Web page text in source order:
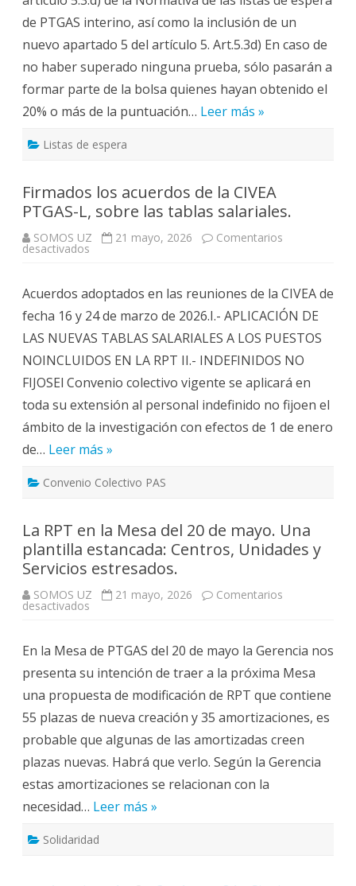
de PTGAS interino, así como la inclusión de un
nuevo apartado 5 del artículo 5. Art.5.3d) En caso de
no haber superado ninguna prueba, sólo pasarán a
formar parte de la bolsa quienes hayan obtenido el
20% o más de la puntuación… Leer más »
Listas de espera
Firmados los acuerdos de la CIVEA
PTGAS-L, sobre las tablas salariales.
SOMOS UZ 21 mayo, 2026 Comentarios
desactivados
de
la
CIVEA
PTGAS-
L,
sobre
las
tablas
salariales.
Acuerdos adoptados en las reuniones de la CIVEA de
fecha 16 y 24 de marzo de 2026.I.- APLICACIÓN DE
LAS NUEVAS TABLAS SALARIALES A LOS PUESTOS
NOINCLUIDOS EN LA RPT II.- INDEFINIDOS NO
FIJOSEl Convenio colectivo vigente se aplicará en
toda su extensión al personal indefinido no fijoen el
ámbito de la investigación con efectos de 1 de enero
de… Leer más »
Convenio Colectivo PAS
La RPT en la Mesa del 20 de mayo. Una
plantilla estancada: Centros, Unidades y
Servicios estresados.
SOMOS UZ 21 mayo, 2026 Comentarios
desactivados
la
Mesa
del
20
de
mayo.
Una
plantilla
estancada:
Centros,
Unidades
y
Servicios
estresados.
En la Mesa de PTGAS del 20 de mayo la Gerencia nos
presenta su intención de traer a la próxima Mesa
una propuesta de modificación de RPT que contiene
55 plazas de nueva creación y 35 amortizaciones, es
probable que algunas de las amortizadas creen
plazas nuevas. Habrá que verlo. Según la Gerencia
estas amortizaciones se relacionan con la
necesidad… Leer más »
Solidaridad